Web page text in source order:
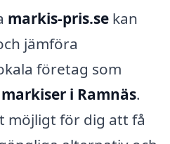
markis-pris.se kan
jämföra
företag som
markiser i Ramnäs.
möjligt för dig att få